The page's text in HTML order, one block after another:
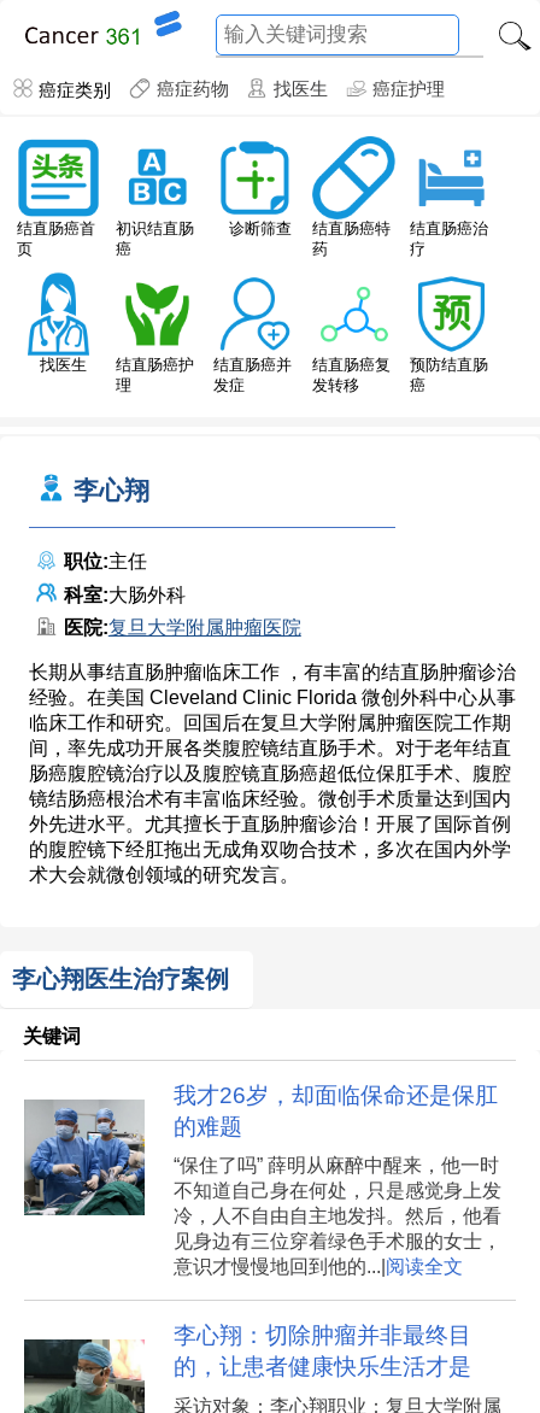
癌症类别 癌症药物 找医生 癌症护理
结直肠癌首
页
初识结直肠
癌
诊断筛查
结直肠癌特
药
结直肠癌治
疗
找医生
结直肠癌护
理
结直肠癌并
发症
结直肠癌复
发转移
预防结直肠
癌
李心翔
职位:主任
科室:大肠外科
医院:复旦大学附属肿瘤医院
长期从事结直肠肿瘤临床工作 ，有丰富的结直肠肿瘤诊治
经验。在美国 Cleveland Clinic Florida 微创外科中心从事
临床工作和研究。回国后在复旦大学附属肿瘤医院工作期
间，率先成功开展各类腹腔镜结直肠手术。对于老年结直
肠癌腹腔镜治疗以及腹腔镜直肠癌超低位保肛手术、腹腔
镜结肠癌根治术有丰富临床经验。微创手术质量达到国内
外先进水平。尤其擅长于直肠肿瘤诊治！开展了国际首例
的腹腔镜下经肛拖出无成角双吻合技术，多次在国内外学
术大会就微创领域的研究发言。
李心翔医生治疗案例
关键词
我才26岁，却面临保命还是保肛
的难题
“保住了吗” 薛明从麻醉中醒来，他一时
不知道自己身在何处，只是感觉身上发
冷，人不自由自主地发抖。然后，他看
见身边有三位穿着绿色手术服的女士，
意识才慢慢地回到他的...| 阅读全文
李心翔：切除肿瘤并非最终目
的，让患者健康快乐生活才是
采访对象：李心翔职业：复旦大学附属